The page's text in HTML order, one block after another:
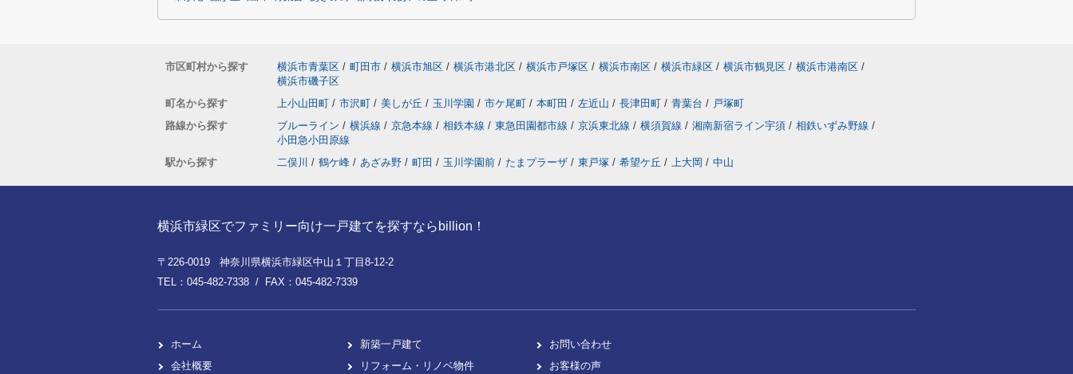
市区町村から探す 横浜市青葉区 / 町田市 / 横浜市旭区 / 横浜市港北区 / 横浜市戸塚区 / 横浜市南区 / 横浜市緑区 / 横浜市鶴見区 / 横浜市港南区 /
横浜市磯子区
町名から探す
上小山田町 / 市沢町 / 美しが丘 / 玉川学園 / 市ケ尾町 / 本町田 / 左近山 / 長津田町 / 青葉台 / 戸塚町
路線から探す
ブルーライン / 横浜線 / 京急本線 / 相鉄本線 / 東急田園都市線 / 京浜東北線 / 横須賀線 / 湘南新宿ライン宇須 / 相鉄いずみ野線 /
小田急小田原線
駅から探す
二俣川 / 鶴ケ峰 / あざみ野 / 町田 / 玉川学園前 / たまプラーザ / 東戸塚 / 希望ケ丘 / 上大岡 / 中山
横浜市緑区でファミリー向け一戸建てを探すならbillion！
〒226-0019 神奈川県横浜市緑区中山１丁目8-12-2
TEL：045-482-7338 / FAX：045-482-7339
ホーム
会社概要
新築一戸建て
リフォーム・リノベ物件
お問い合わせ
お客様の声